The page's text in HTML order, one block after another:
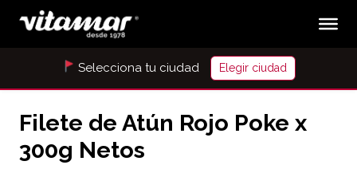
Selecciona tu ciudad Elegir ciudad
Filete de Atún Rojo Poke x
300g Netos